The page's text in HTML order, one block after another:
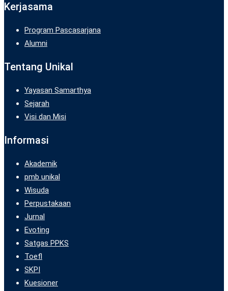
Kerjasama
Program Pascasarjana
Alumni
Tentang Unikal
Yayasan Samarthya
Sejarah
Visi dan Misi
Informasi
Akademik
pmb unikal
Wisuda
Perpustakaan
Jurnal
Evoting
Satgas PPKS
Toefl
SKPI
Kuesioner